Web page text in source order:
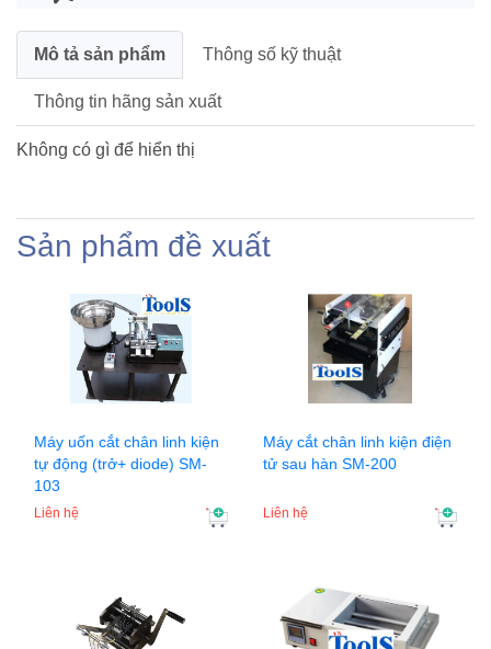
Mô tả sản phẩm Thông số kỹ thuật
Thông tin hãng sản xuất
Không có gì để hiển thị
Sản phẩm đề xuất
Máy uốn cắt chân linh kiện
tự động (trở+ diode) SM-
103
Liên hệ
Máy cắt chân linh kiện điện
tử sau hàn SM-200
Liên hệ